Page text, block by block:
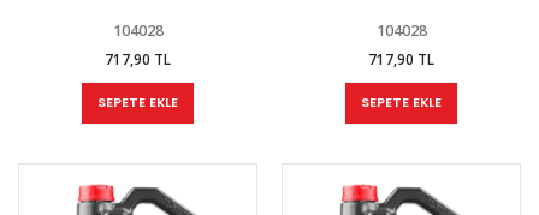
104028
717,90 TL
SEPETE EKLE
104028
717,90 TL
SEPETE EKLE